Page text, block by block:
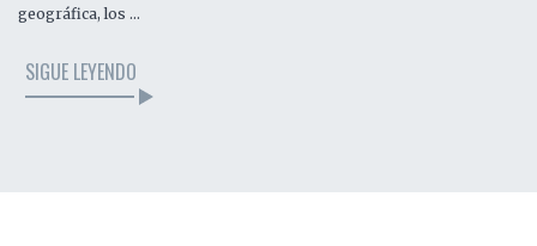
geográfica, los …
SIGUE LEYENDO